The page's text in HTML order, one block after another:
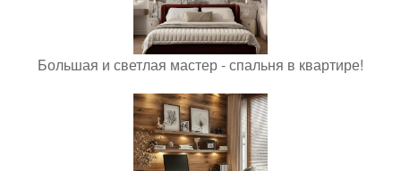
Большая и светлая мастер - спальня в квартире!